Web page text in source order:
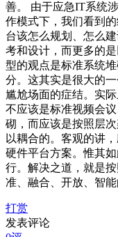
善。 由于应急IT系统
作模式下，我们看到
台该怎么规划、怎么
考和设计，而更多的
型的观点是标准系统
分。这其实是很大的
尴尬场面的症结。实
不应该是标准视频会
砌，而应该是按照层
以耦合的。客观的讲
硬件平台方案。惟其
行。解决之道，就是
准、融合、开放、智能
打赏
发表评论